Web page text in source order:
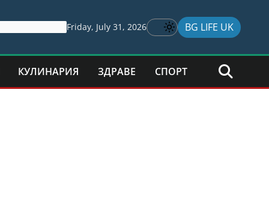
Friday, July 31, 2026 BG LIFE UK
КУЛИНАРИЯ ЗДРАВЕ СПОРТ